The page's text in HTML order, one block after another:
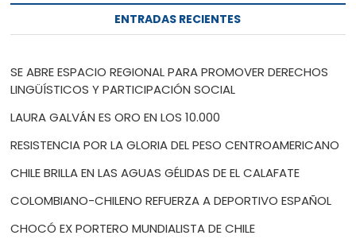
ENTRADAS RECIENTES
SE ABRE ESPACIO REGIONAL PARA PROMOVER DERECHOS
LINGÜÍSTICOS Y PARTICIPACIÓN SOCIAL
LAURA GALVÁN ES ORO EN LOS 10.000
RESISTENCIA POR LA GLORIA DEL PESO CENTROAMERICANO
CHILE BRILLA EN LAS AGUAS GÉLIDAS DE EL CALAFATE
COLOMBIANO-CHILENO REFUERZA A DEPORTIVO ESPAÑOL
CHOCÓ EX PORTERO MUNDIALISTA DE CHILE